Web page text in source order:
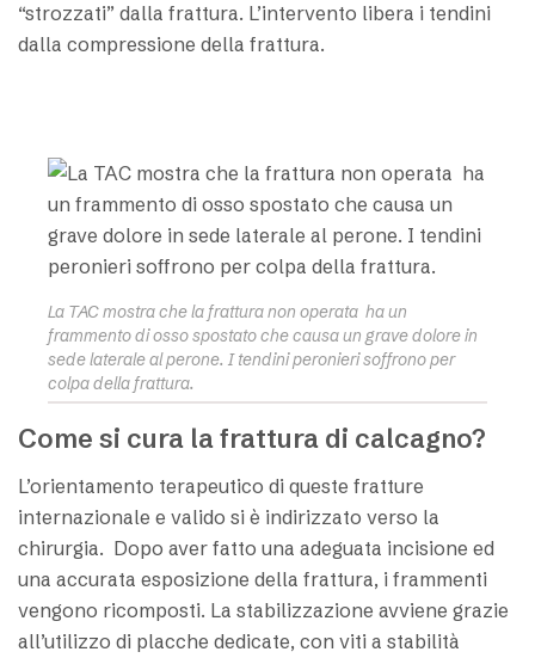
“strozzati” dalla frattura. L’intervento libera i tendini
dalla compressione della frattura.
La TAC mostra che la frattura non operata ha un
frammento di osso spostato che causa un grave dolore in
sede laterale al perone. I tendini peronieri soffrono per
colpa della frattura.
Come si cura la frattura di calcagno?
L’orientamento terapeutico di queste fratture
internazionale e valido si è indirizzato verso la
chirurgia. Dopo aver fatto una adeguata incisione ed
una accurata esposizione della frattura, i frammenti
vengono ricomposti. La stabilizzazione avviene grazie
all’utilizzo di placche dedicate, con viti a stabilità